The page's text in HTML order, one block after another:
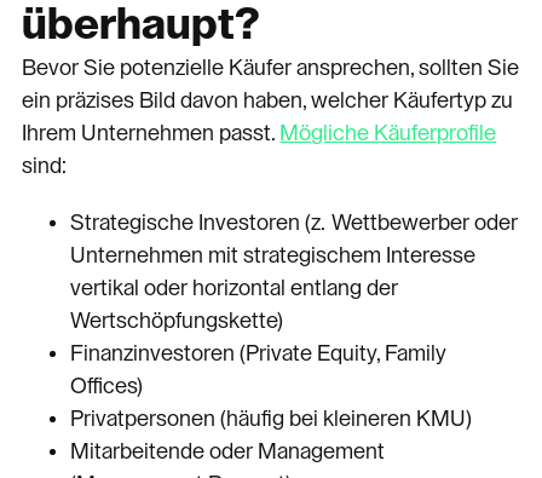
überhaupt?
Bevor Sie potenzielle Käufer ansprechen, sollten Sie
ein präzises Bild davon haben, welcher Käufertyp zu
Ihrem Unternehmen passt. Mögliche Käuferprofile
sind:
Strategische Investoren (z. Wettbewerber oder
Unternehmen mit strategischem Interesse
vertikal oder horizontal entlang der
Wertschöpfungskette)
Finanzinvestoren (Private Equity, Family
Offices)
Privatpersonen (häufig bei kleineren KMU)
Mitarbeitende oder Management